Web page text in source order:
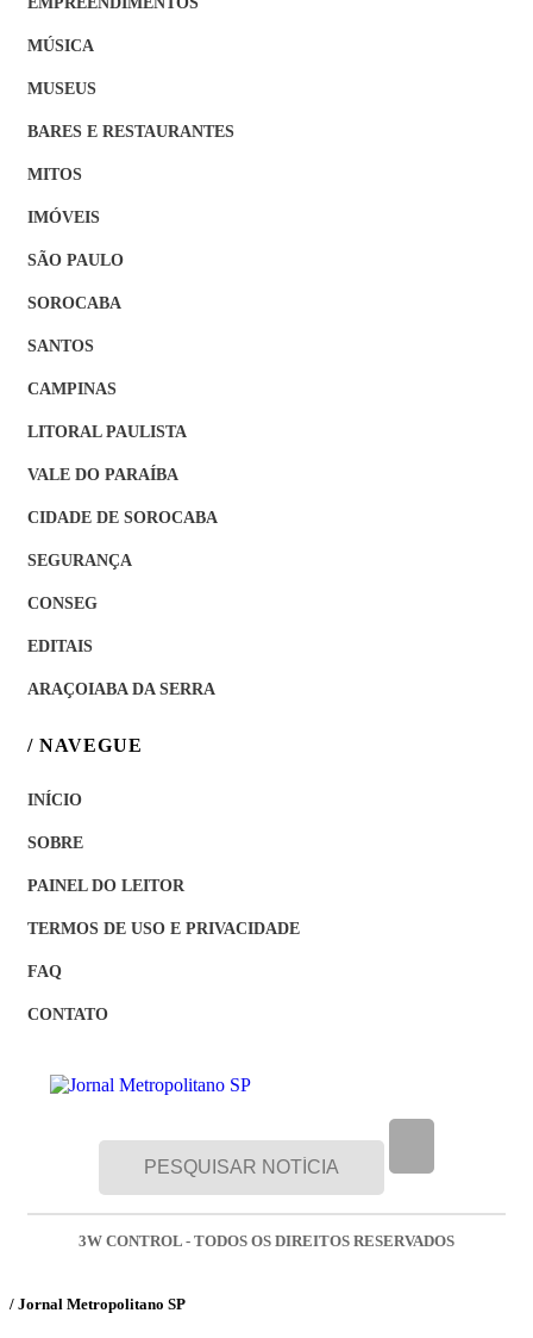
MÚSICA
MUSEUS
BARES E RESTAURANTES
MITOS
IMÓVEIS
SÃO PAULO
SOROCABA
SANTOS
CAMPINAS
LITORAL PAULISTA
VALE DO PARAÍBA
CIDADE DE SOROCABA
SEGURANÇA
CONSEG
EDITAIS
ARAÇOIABA DA SERRA
/ NAVEGUE
INÍCIO
SOBRE
PAINEL DO LEITOR
TERMOS DE USO E PRIVACIDADE
FAQ
CONTATO
3W CONTROL - TODOS OS DIREITOS RESERVADOS
/ Jornal Metropolitano SP